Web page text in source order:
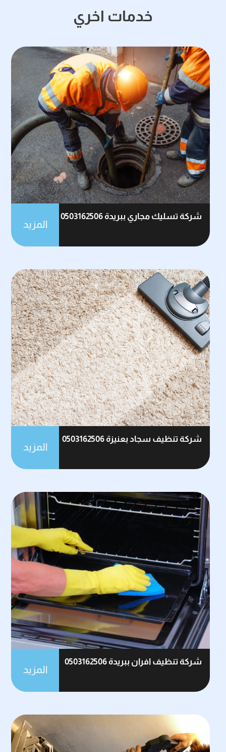
خدمات اخري
شركة تسليك مجاري ببريدة 0503162506
المزيد
شركة تنظيف سجاد بعنيزة 0503162506
المزيد
شركة تنظيف افران ببريدة 0503162506
المزيد